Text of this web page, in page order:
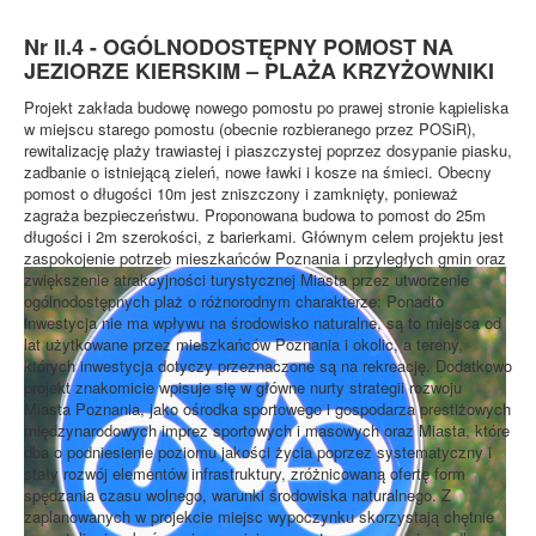
Nr II.4 - OGÓLNODOSTĘPNY POMOST NA
JEZIORZE KIERSKIM – PLAŻA KRZYŻOWNIKI
Projekt zakłada budowę nowego pomostu po prawej stronie kąpieliska
w miejscu starego pomostu (obecnie rozbieranego przez POSiR),
rewitalizację plaży trawiastej i piaszczystej poprzez dosypanie piasku,
zadbanie o istniejącą zieleń, nowe ławki i kosze na śmieci. Obecny
pomost o długości 10m jest zniszczony i zamknięty, ponieważ
zagraża bezpieczeństwu. Proponowana budowa to pomost do 25m
długości i 2m szerokości, z barierkami. Głównym celem projektu jest
zaspokojenie potrzeb mieszkańców Poznania i przyległych gmin oraz
zwiększenie atrakcyjności turystycznej Miasta przez utworzenie
ogólnodostępnych plaż o różnorodnym charakterze: Ponadto
inwestycja nie ma wpływu na środowisko naturalne, są to miejsca od
lat użytkowane przez mieszkańców Poznania i okolic, a tereny,
których inwestycja dotyczy przeznaczone są na rekreację. Dodatkowo
projekt znakomicie wpisuje się w główne nurty strategii rozwoju
Miasta Poznania, jako ośrodka sportowego i gospodarza prestiżowych
międzynarodowych imprez sportowych i masowych oraz Miasta, które
dba o podniesienie poziomu jakości życia poprzez systematyczny i
stały rozwój elementów infrastruktury, zróżnicowaną ofertę form
spędzania czasu wolnego, warunki środowiska naturalnego. Z
zaplanowanych w projekcie miejsc wypoczynku skorzystają chętnie